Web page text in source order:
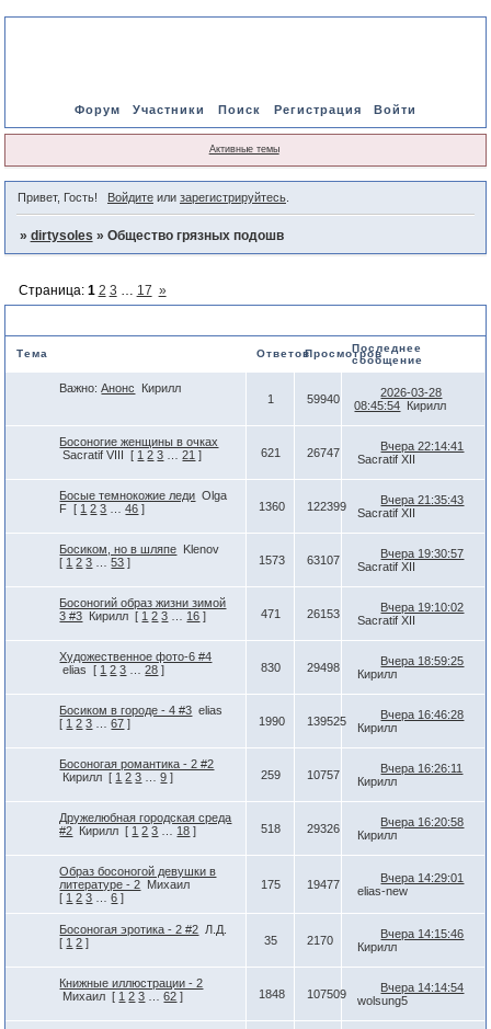
Форум Участники Поиск Регистрация Войти
Активные темы
Привет, Гость! Войдитеили зарегистрируйтесь.
» dirtysoles » Общество грязных подошв
Страница: 1 2 3 … 17 »
Тема ОтветовПросмотровПоследнее
сообщение
Важно: Анонс
Кирилл
1
59940
2026-03-28
08:45:54
Кирилл
Босоногие женщины в очках
Sacratif VIII
[ 1 2 3 … 21 ] 621 26747
Вчера 22:14:41
Sacratif XII
Босые темнокожие леди Olga
F [ 1 2 3 … 46 ] 1360 122399
Вчера 21:35:43
Sacratif XII
Босиком, но в шляпе
Klenov
[ 1 2 3 … 53 ] 1573 63107
Вчера 19:30:57
Sacratif XII
Босоногий образ жизни зимой
3 #3
Кирилл [ 1 2 3 … 16 ] 471 26153
Вчера 19:10:02
Sacratif XII
Художественное фото-6 #4
elias
[ 1 2 3 … 28 ] 830 29498
Вчера 18:59:25
Кирилл
Босиком в городе - 4 #3 elias
[ 1 2 3 … 67 ] 1990 139525
Вчера 16:46:28
Кирилл
Босоногая романтика - 2 #2
Кирилл [ 1 2 3 … 9 ] 259 10757
Вчера 16:26:11
Кирилл
Дружелюбная городская среда
#2
Кирилл [ 1 2 3 … 18 ] 518 29326
Вчера 16:20:58
Кирилл
Образ босоногой девушки в
литературе - 2 Михаил
[ 1 2 3 … 6 ]
175 19477
Вчера 14:29:01
elias-new
Босоногая эротика - 2 #2 Л.Д.
[ 1 2 ] 35 2170
Вчера 14:15:46
Кирилл
Книжные иллюстрации - 2
Михаил [ 1 2 3 … 62 ] 1848 107509
Вчера 14:14:54
wolsung5